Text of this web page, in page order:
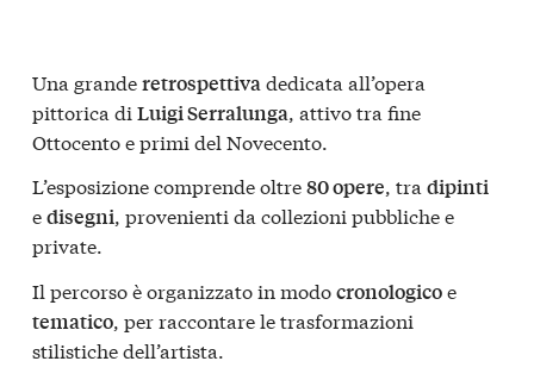
Una granderetrospettivadedicata all’opera
pittorica di Luigi Serralunga, attivo tra fine
Ottocento e primi del Novecento.
L’esposizione comprende oltre80 opere, tra dipinti
edisegni, provenienti da collezioni pubbliche e
private.
Il percorso è organizzato in modocronologicoe
tematico, per raccontare le trasformazioni
stilistiche dell’artista.